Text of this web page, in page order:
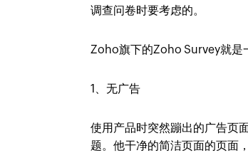
调查问卷时要考虑的。
Zoho旗下的Zoho Survey就是
1、无广告
使用产品时突然蹦出的广告页
题。他干净的简洁页面的页面